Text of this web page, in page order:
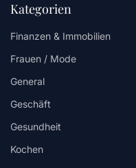
Kategorien
Finanzen & Immobilien
Frauen / Mode
General
Geschäft
Gesundheit
Kochen